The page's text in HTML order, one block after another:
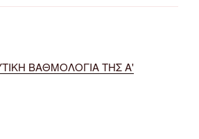
ΒΑΘΜΟΛΟΓΙΑ ΤΗΣ Α'